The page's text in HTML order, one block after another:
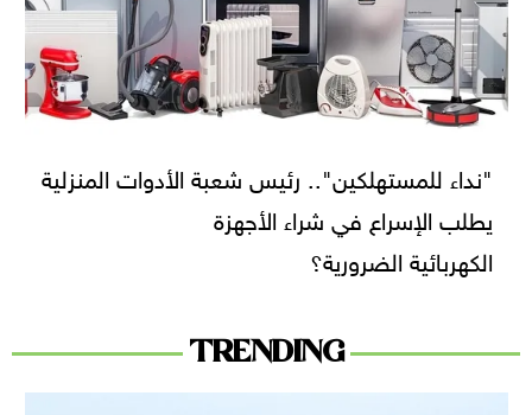
"نداء للمستهلكين".. رئيس شعبة الأدوات المنزلية
يطلب الإسراع في شراء الأجهزة
الكهربائية الضرورية؟
TRENDING